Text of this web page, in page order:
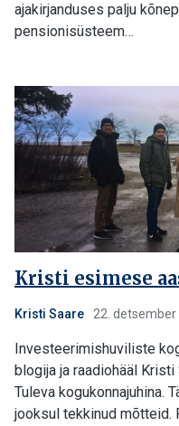
ajakirjanduses palju
pensionisüsteem…
Kristi esimese
Kristi Saare 22. detsember
Investeerimishuviliste
blogija ja raadiohääl
Tuleva kogukonnajuhina.
jooksul tekkinud mõtteid.